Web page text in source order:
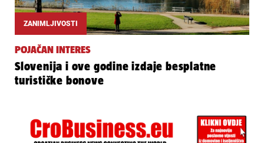
ZANIMLJIVOSTI
POJAČAN INTERES
Slovenija i ove godine izdaje besplatne
turističke bonove